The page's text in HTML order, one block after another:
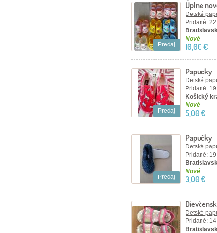
Predaj
Úplne
Detské
Pridané:
Nové
10,00 €
Predaj
Papucky
Detské
Pridané:
Košický
Nové
5,00 €
Predaj
Papučky
Detské
Pridané:
Nové
3,00 €
Detské
Pridané: